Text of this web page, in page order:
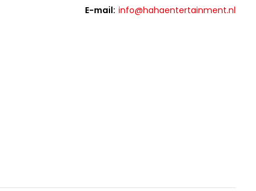
E-mail: info@hahaentertainment.nl